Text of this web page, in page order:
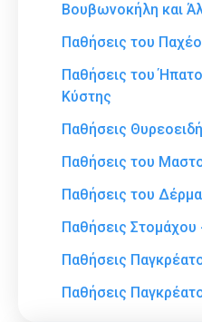
Βουβωνοκήλη και
Παθήσεις του
Παθήσεις του
Κύστης
Παθήσεις
Παθήσεις του
Παθήσεις του
Παθήσεις
Παθήσεις
Παθήσεις